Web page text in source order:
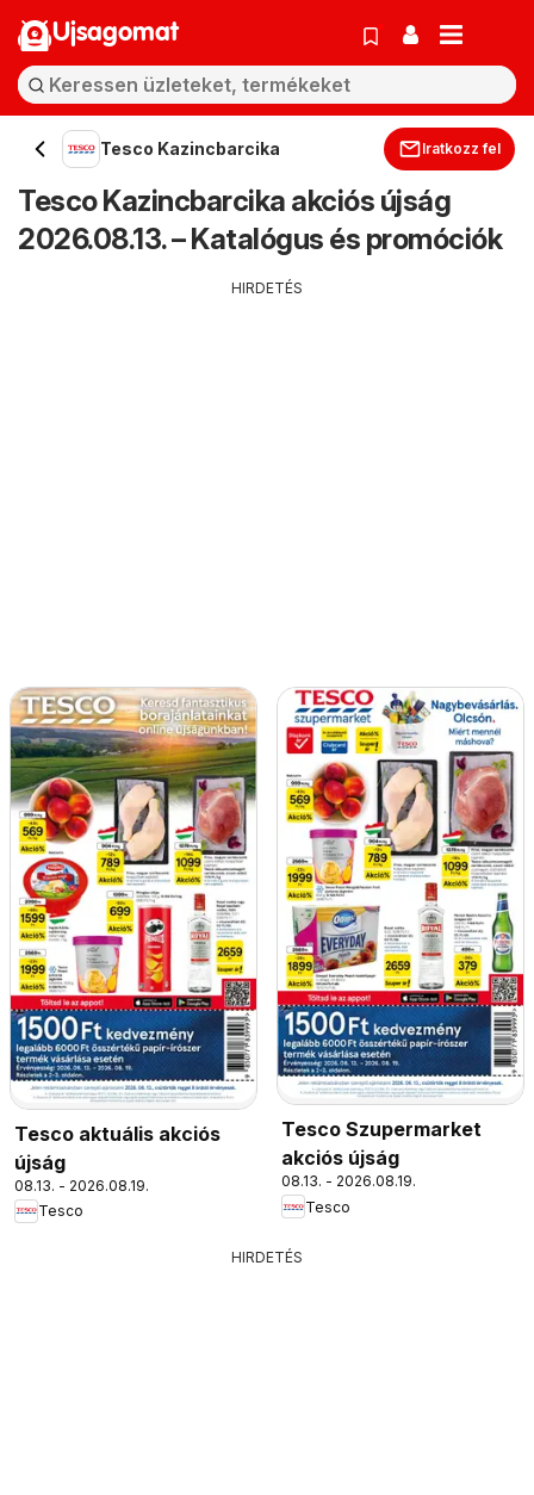
Ujsagomat
Tesco Kazincbarcika Iratkozz fel
Tesco Kazincbarcika akciós újság
2026.08.13. – Katalógus és promóciók
HIRDETÉS
Tesco aktuális akciós
újság
08.13. - 2026.08.19.
Tesco
Tesco Szupermarket
akciós újság
08.13. - 2026.08.19.
Tesco
HIRDETÉS